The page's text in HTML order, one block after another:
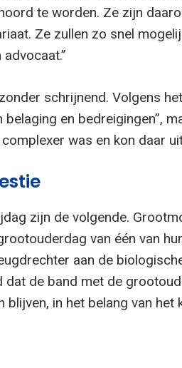
te worden. Ze zijn
Ze zullen zo snel
schrijnend. Volgens
belaging en bedreigingen”,
was en kon daar
zijn de volgende.
van één van
aan de
dat de band met de
blijven, in het belang van het